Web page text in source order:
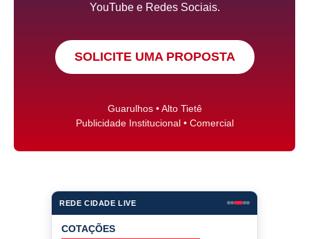
YouTube e Redes Sociais.
SOLICITE UMA PROPOSTA
Guarulhos • Alto Tietê
Publicidade Institucional • Comercial
REDE CIDADE LIVE
COTAÇÕES